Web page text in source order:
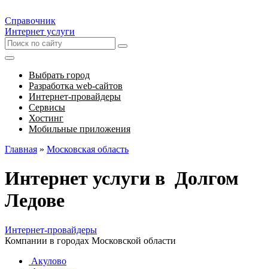
Справочник
Интернет услуги
Выбрать город
Разработка web-сайтов
Интернет-провайдеры
Сервисы
Хостинг
Мобильные приложения
Главная » Московская область
Интернет услуги в Долгом
Ледове
Интернет-провайдеры
Компании в городах Московской области
Акулово